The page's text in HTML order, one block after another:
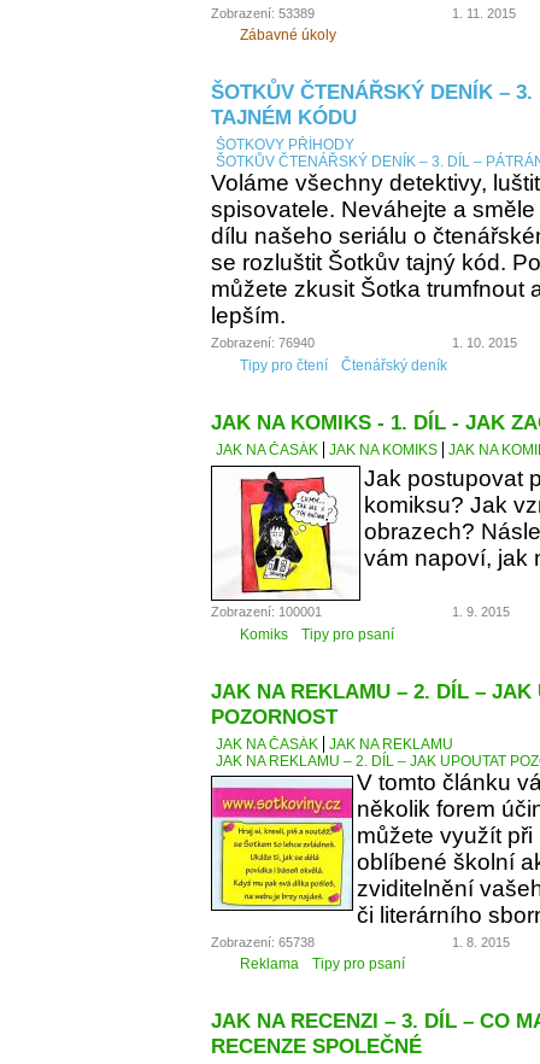
Zobrazení: 53389 1. 11. 2015
Zábavné úkoly
ŠOTKŮV ČTENÁŘSKÝ DENÍK –
TAJNÉM KÓDU
ŠOTKOVY PŘÍHODY
ŠOTKŮV ČTENÁŘSKÝ DENÍK – 3. DÍL –
Voláme všechny detektivy,
spisovatele. Neváhejte a
dílu našeho seriálu o
se rozluštit Šotkův tajný kód.
můžete zkusit Šotka trumfnout
lepším.
Zobrazení: 76940 1. 10. 2015
Tipy pro čtení Čtenářský deník
JAK NA KOMIKS - 1. DÍL - JAK
JAK NA ČASÁK JAK NA KOMIKS JAK NA
Jak postupovat
komiksu? Jak
obrazech?
vám napoví, jak
Zobrazení: 100001 1. 9. 2015
Komiks Tipy pro psaní
JAK NA REKLAMU – 2. DÍL – JAK
POZORNOST
JAK NA ČASÁK
JAK NA REKLAMU
JAK NA REKLAMU – 2. DÍL – JAK UPOUTAT
V tomto článku
několik forem
můžete využít
oblíbené školní
zviditelnění
či literárního
Zobrazení: 65738 1. 8. 2015
Reklama Tipy pro psaní
JAK NA RECENZI – 3. DÍL – CO
RECENZE SPOLEČNÉ